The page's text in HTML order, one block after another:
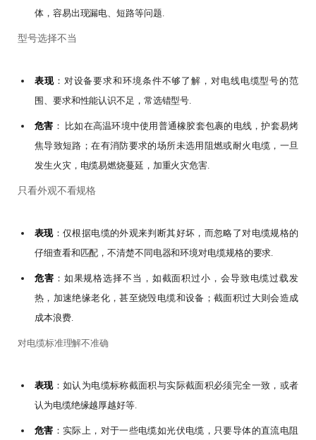
体，容易出现漏电、短路等问题.
型号选择不当
表现：对设备要求和环境条件不够了解，对电线电缆型号的范
围、要求和性能认识不足，常选错型号.
危害 ： 比如在高温环境中使用普通橡胶套包裹的电线，护套易烤
焦导致短路；在有消防要求的场所未选用阻燃或耐火电缆，一旦
发生火灾，电缆易燃烧蔓延，加重火灾危害.
只看外观不看规格
表现：仅根据电缆的外观来判断其好坏，而忽略了对电缆规格的
仔细查看和匹配，不清楚不同电器和环境对电缆规格的要求.
危害 ：如果规格选择不当，如截面积过小，会导致电缆过载发
热，加速绝缘老化，甚至烧毁电缆和设备；截面积过大则会造成
成本浪费.
对电缆标准理解不准确
表现：如认为电缆标称截面积与实际截面积必须完全一致，或者
认为电缆绝缘越厚越好等.
危害 ：实际上，对于一些电缆如光伏电缆，只要导体的直流电阻